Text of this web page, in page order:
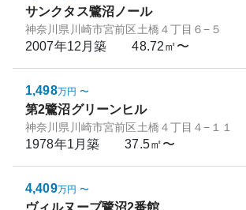
サンクタス鷺沼ノール
神奈川県川崎市宮前区土橋４丁目６−５
2007年12月築 48.72㎡〜
1,498万円 〜
第2鷺沼グリーンヒル
神奈川県川崎市宮前区土橋４丁目４−１１
1978年1月築 37.5㎡〜
4,409万円 〜
ヴィルヌーブ鷺沼2番館